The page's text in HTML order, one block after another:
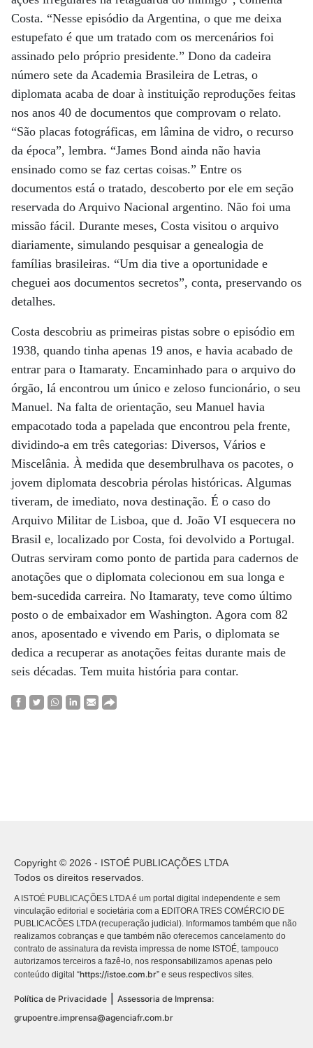
Costa. “Nesse episódio da Argentina, o que me deixa
estupefato é que um tratado com os mercenários foi
assinado pelo próprio presidente.” Dono da cadeira
número sete da Academia Brasileira de Letras, o
diplomata acaba de doar à instituição reproduções feitas
nos anos 40 de documentos que comprovam o relato.
“São placas fotográficas, em lâmina de vidro, o recurso
da época”, lembra. “James Bond ainda não havia
ensinado como se faz certas coisas.” Entre os
documentos está o tratado, descoberto por ele em seção
reservada do Arquivo Nacional argentino. Não foi uma
missão fácil. Durante meses, Costa visitou o arquivo
diariamente, simulando pesquisar a genealogia de
famílias brasileiras. “Um dia tive a oportunidade e
cheguei aos documentos secretos”, conta, preservando os
detalhes.
Costa descobriu as primeiras pistas sobre o episódio em
1938, quando tinha apenas 19 anos, e havia acabado de
entrar para o Itamaraty. Encaminhado para o arquivo do
órgão, lá encontrou um único e zeloso funcionário, o seu
Manuel. Na falta de orientação, seu Manuel havia
empacotado toda a papelada que encontrou pela frente,
dividindo-a em três categorias: Diversos, Vários e
Miscelânia. À medida que desembrulhava os pacotes, o
jovem diplomata descobria pérolas históricas. Algumas
tiveram, de imediato, nova destinação. É o caso do
Arquivo Militar de Lisboa, que d. João VI esquecera no
Brasil e, localizado por Costa, foi devolvido a Portugal.
Outras serviram como ponto de partida para cadernos de
anotações que o diplomata colecionou em sua longa e
bem-sucedida carreira. No Itamaraty, teve como último
posto o de embaixador em Washington. Agora com 82
anos, aposentado e vivendo em Paris, o diplomata se
dedica a recuperar as anotações feitas durante mais de
seis décadas. Tem muita história para contar.
Copyright © 2026 - ISTOÉ PUBLICAÇÕES LTDA
Todos os direitos reservados.
A ISTOÉ PUBLICAÇÕES LTDA é um portal digital independente e sem
vinculação editorial e societária com a EDITORA TRES COMÉRCIO DE
PUBLICACÕES LTDA (recuperação judicial). Informamos também que não
realizamos cobranças e que também não oferecemos cancelamento do
contrato de assinatura da revista impressa de nome ISTOÉ, tampouco
autorizamos terceiros a fazê-lo, nos responsabilizamos apenas pelo
conteúdo digital “https://istoe.com.br” e seus respectivos sites.
Política de Privacidade
Assessoria de Imprensa:
grupoentre.imprensa@agenciafr.com.br